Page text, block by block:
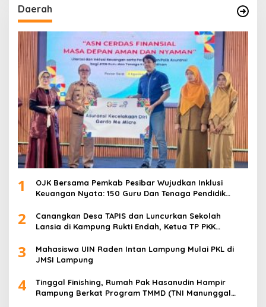
Daerah
1
OJK Bersama Pemkab Pesibar Wujudkan Inklusi
Keuangan Nyata: 150 Guru Dan Tenaga Pendidik
2
Canangkan Desa TAPIS dan Luncurkan Sekolah
Lansia di Kampung Rukti Endah, Ketua TP PKK
Desa
3
Mahasiswa UIN Raden Intan Lampung Mulai PKL di
JMSI Lampung
4
Tinggal Finishing, Rumah Pak Hasanudin Hampir
Rampung Berkat Program TMMD (TNI Manunggal